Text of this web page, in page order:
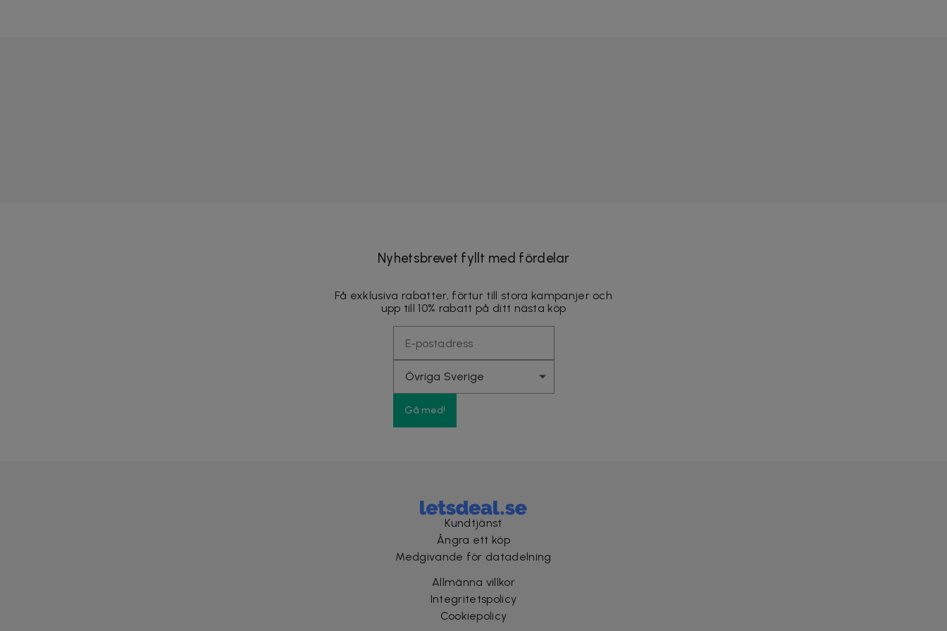
Nyhetsbrevet fyllt med fördelar
Få exklusiva rabatter, förtur till stora kampanjer och
upp till 10% rabatt på ditt nästa köp
Gå med!
Kundtjänst
Ångra ett köp
Medgivande för datadelning
Allmänna villkor
Integritetspolicy
Cookiepolicy